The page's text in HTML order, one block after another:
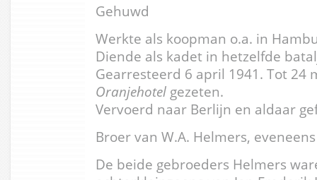
Gehuwd
Werkte als koopman o.a. in
Diende als kadet in hetzelfde
Gearresteerd 6 april 1941. Tot 24
Oranjehotel gezeten.
Vervoerd naar Berlijn en aldaar
Broer van W.A. Helmers,
De beide gebroeders Helmers